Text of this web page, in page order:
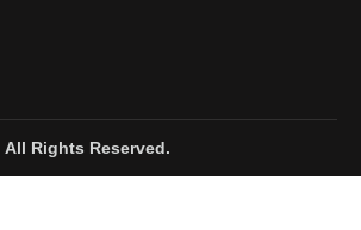
Rights Reserved.